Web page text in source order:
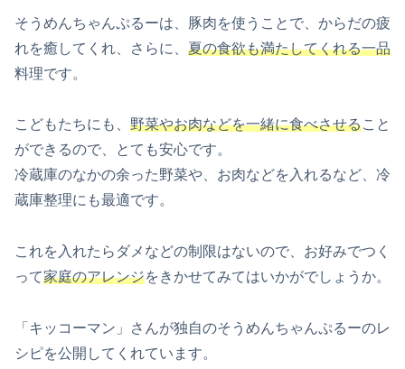
そうめんちゃんぷるーは、豚肉を使うことで、からだの疲
れを癒してくれ、さらに、 夏の食欲も満たしてくれる一品
料理です。
こどもたちにも、 野菜やお肉などを一緒に食べさせること
ができるので、とても安心です。
冷蔵庫のなかの余った野菜や、お肉などを入れるなど、冷
蔵庫整理にも最適です。
これを入れたらダメなどの制限はないので、お好みでつく
って家庭のアレンジをきかせてみてはいかがでしょうか。
「キッコーマン」さんが独自のそうめんちゃんぷるーのレ
シピを公開してくれています。